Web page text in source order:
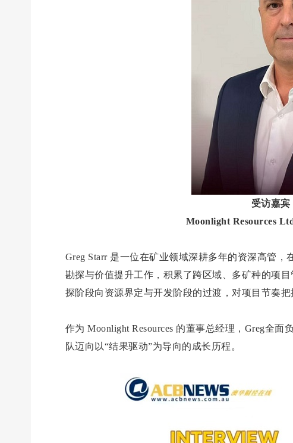
受访嘉
Moonlight Resources
Greg Starr 是一位在矿业领域深耕多年的资深高管
勘探与价值提升工作，积累了跨区域、多矿种的项
探阶段向资源界定与开发阶段的过渡，对项目节奏
作为 Moonlight Resources 的董事总经理，Greg全
队迈向以“结果驱动”为导向的成长历程。